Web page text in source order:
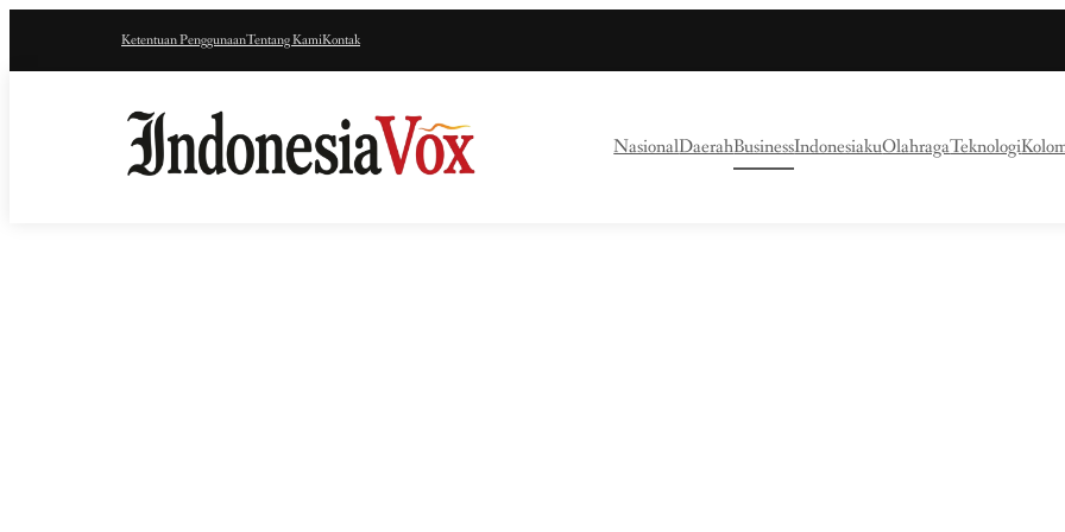
Ketentuan PenggunaanTentang KamiKontak
NasionalDaerahBusinessIndonesiakuOlahragaTeknologi